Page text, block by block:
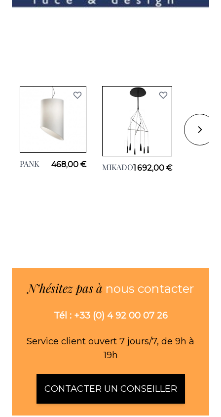
PANK 468,00 € MIKADO1 692,00 €
N’hésitez pas à nous contacter
Tél : +33 (0) 4 92 00 07 26
Service client ouvert 7 jours/7, de 9h à
19h
CONTACTER UN CONSEILLER